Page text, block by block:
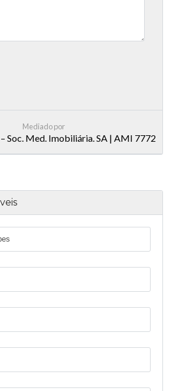
Mediado por
Soc. Med. Imobiliária. SA | AMI 7772